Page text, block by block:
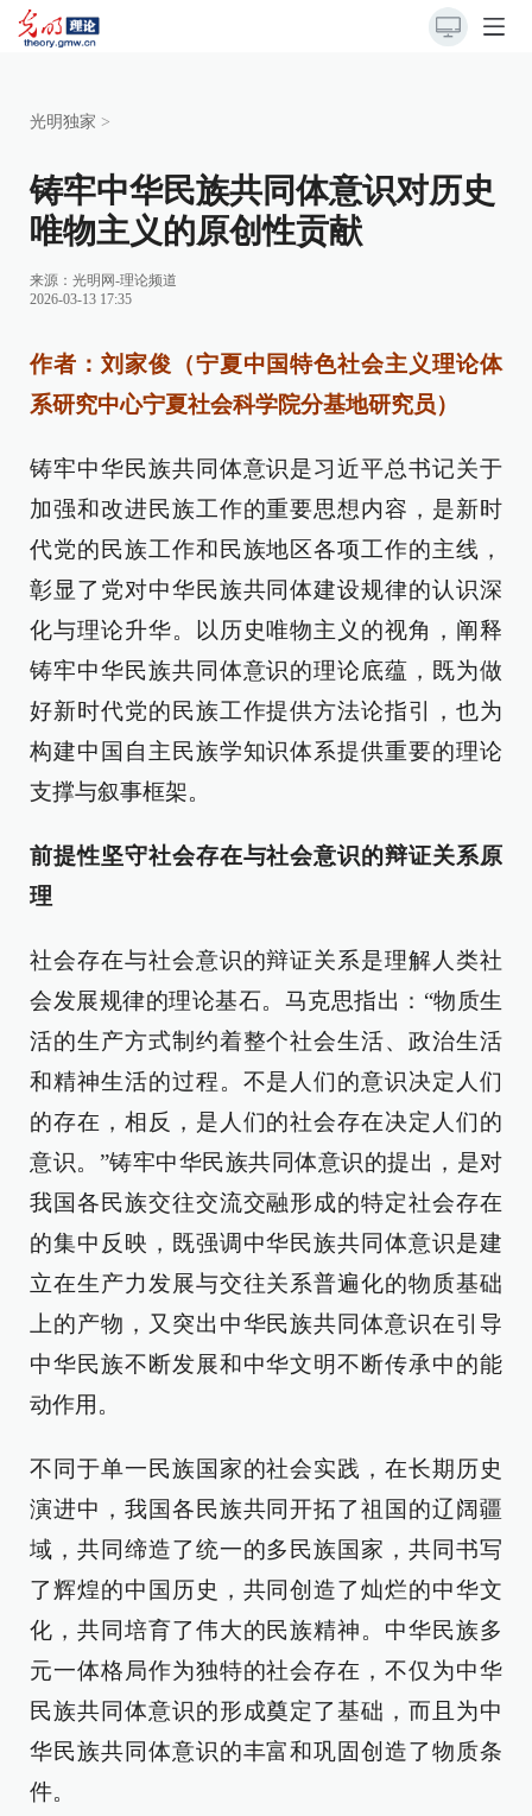
光明独家 >
铸牢中华民族共同体意识对历史
唯物主义的原创性贡献
来源： 光明网-理论频道
2026-03-13 17:35
作者：刘家俊（宁夏中国特色社会主义理论体
系研究中心宁夏社会科学院分基地研究员）
铸牢中华民族共同体意识是习近平总书记关于
加强和改进民族工作的重要思想内容，是新时
代党的民族工作和民族地区各项工作的主线，
彰显了党对中华民族共同体建设规律的认识深
化与理论升华。以历史唯物主义的视角，阐释
铸牢中华民族共同体意识的理论底蕴，既为做
好新时代党的民族工作提供方法论指引，也为
构建中国自主民族学知识体系提供重要的理论
支撑与叙事框架。
前提性坚守社会存在与社会意识的辩证关系原
理
社会存在与社会意识的辩证关系是理解人类社
会发展规律的理论基石。马克思指出：“物质生
活的生产方式制约着整个社会生活、政治生活
和精神生活的过程。不是人们的意识决定人们
的存在，相反，是人们的社会存在决定人们的
意识。”铸牢中华民族共同体意识的提出，是对
我国各民族交往交流交融形成的特定社会存在
的集中反映，既强调中华民族共同体意识是建
立在生产力发展与交往关系普遍化的物质基础
上的产物，又突出中华民族共同体意识在引导
中华民族不断发展和中华文明不断传承中的能
动作用。
不同于单一民族国家的社会实践，在长期历史
演进中，我国各民族共同开拓了祖国的辽阔疆
域，共同缔造了统一的多民族国家，共同书写
了辉煌的中国历史，共同创造了灿烂的中华文
化，共同培育了伟大的民族精神。中华民族多
元一体格局作为独特的社会存在，不仅为中华
民族共同体意识的形成奠定了基础，而且为中
华民族共同体意识的丰富和巩固创造了物质条
件。